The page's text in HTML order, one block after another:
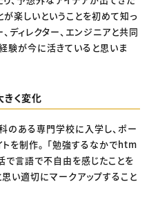
が楽しいということを初めて知っ
ディレクター、エンジニアと共同
験が今に活きていると思いま
く変化
のある専門学校に入学し、ポー
を制作。 「勉強するなかでhtm
で言語で不自由を感じたことを
い適切にマークアップすること